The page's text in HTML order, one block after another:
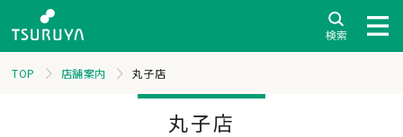
TOP 店舗案内 丸子店
丸子店